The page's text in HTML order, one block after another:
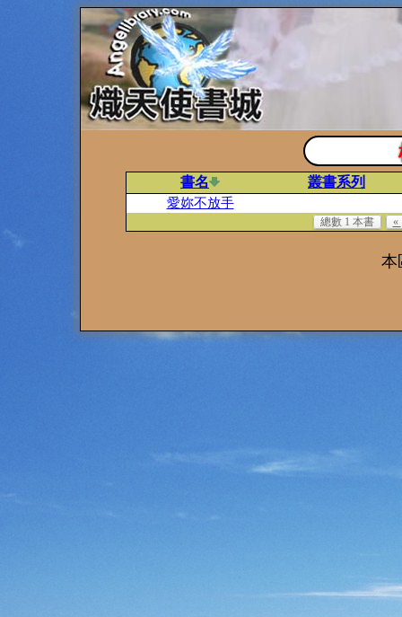
書名 叢書系列
愛妳不放手
總數 1 本書 «
本